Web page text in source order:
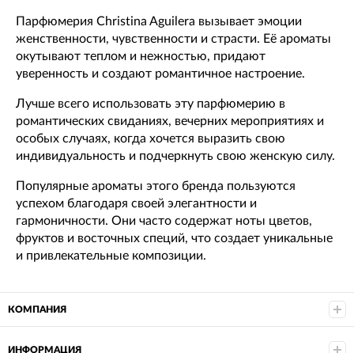
Парфюмерия Christina Aguilera вызывает эмоции
женственности, чувственности и страсти. Её ароматы
окутывают теплом и нежностью, придают
уверенность и создают романтичное настроение.
Лучше всего использовать эту парфюмерию в
романтических свиданиях, вечерних мероприятиях и
особых случаях, когда хочется выразить свою
индивидуальность и подчеркнуть свою женскую силу.
Популярные ароматы этого бренда пользуются
успехом благодаря своей элегантности и
гармоничности. Они часто содержат ноты цветов,
фруктов и восточных специй, что создает уникальные
и привлекательные композиции.
КОМПАНИЯ
ИНФОРМАЦИЯ